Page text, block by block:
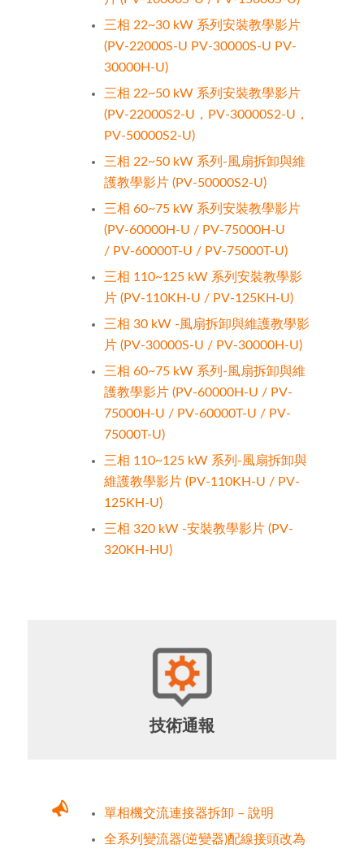
三相 22~30 kW 系列安裝教學影片
(PV-22000S-U PV-30000S-U PV-
30000H-U)
三相 22~50 kW 系列安裝教學影片
(PV-22000S2-U，PV-30000S2-U，
PV-50000S2-U)
三相 22~50 kW 系列-風扇拆卸與維
護教學影片 (PV-50000S2-U)
三相 60~75 kW 系列安裝教學影片
(PV-60000H-U / PV-75000H-U
/ PV-60000T-U / PV-75000T-U)
三相 110~125 kW 系列安裝教學影
片 (PV-110KH-U / PV-125KH-U)
三相 30 kW -風扇拆卸與維護教學影
片 (PV-30000S-U / PV-30000H-U)
三相 60~75 kW 系列-風扇拆卸與維
護教學影片 (PV-60000H-U / PV-
75000H-U / PV-60000T-U / PV-
75000T-U)
三相 110~125 kW 系列-風扇拆卸與
維護教學影片 (PV-110KH-U / PV-
125KH-U)
三相 320 kW -安裝教學影片 (PV-
320KH-HU)
技術通報
單相機交流連接器拆卸 – 說明
全系列變流器(逆變器)配線接頭改為